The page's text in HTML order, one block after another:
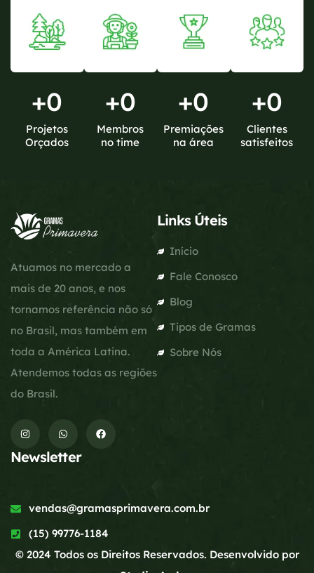
+0
Projetos
Orçados
+0
Membros
no time
+0
Premiações
na área
+0
Clientes
satisfeitos
Atuamos no mercado a
mais de 20 anos, e nos
tornamos referência não só
no Brasil, mas também em
toda a América Latina.
Atendemos todas as regiões
do Brasil.
Links Úteis
Início
Fale Conosco
Blog
Tipos de Gramas
Sobre Nós
Newsletter
vendas@gramasprimavera.com.br
(15) 99776-1184
© 2024 Todos os Direitos Reservados. Desenvolvido por